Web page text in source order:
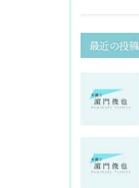
最近の投稿